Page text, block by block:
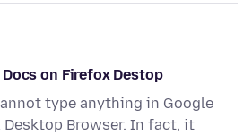
on Firefox Destop
type anything in Google
Desktop Browser. In fact, it